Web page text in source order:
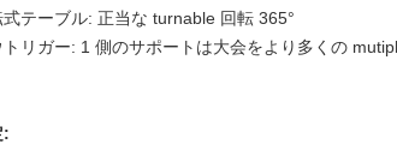
式テーブル: 正当な turnable 回転 365°
トリガー: 1 側のサポートは大会をより多くの
: